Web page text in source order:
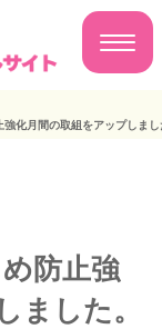
化月間の取組をアップしまし
防止強
ました。